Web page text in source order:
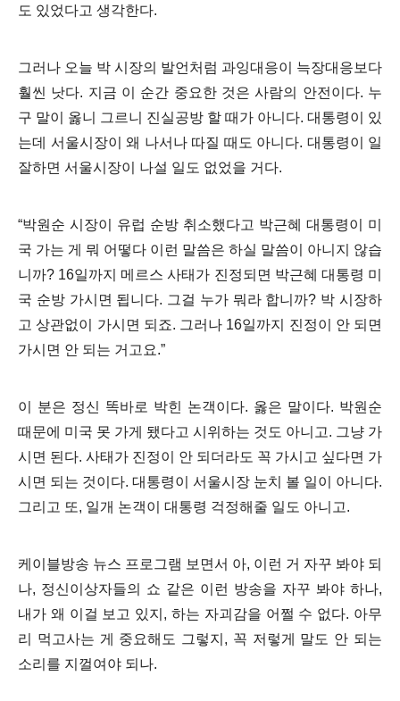
도 있었다고 생각한다.
그러나 오늘 박 시장의 발언처럼 과잉대응이 늑장대응보다
훨씬 낫다. 지금 이 순간 중요한 것은 사람의 안전이다. 누
구 말이 옳니 그르니 진실공방 할 때가 아니다. 대통령이 있
는데 서울시장이 왜 나서나 따질 때도 아니다. 대통령이 일
잘하면 서울시장이 나설 일도 없었을 거다.
“박원순 시장이 유럽 순방 취소했다고 박근혜 대통령이 미
국 가는 게 뭐 어떻다 이런 말씀은 하실 말씀이 아니지 않습
니까? 16일까지 메르스 사태가 진정되면 박근혜 대통령 미
국 순방 가시면 됩니다. 그걸 누가 뭐라 합니까? 박 시장하
고 상관없이 가시면 되죠. 그러나 16일까지 진정이 안 되면
가시면 안 되는 거고요.”
이 분은 정신 똑바로 박힌 논객이다. 옳은 말이다. 박원순
때문에 미국 못 가게 됐다고 시위하는 것도 아니고. 그냥 가
시면 된다. 사태가 진정이 안 되더라도 꼭 가시고 싶다면 가
시면 되는 것이다. 대통령이 서울시장 눈치 볼 일이 아니다.
그리고 또, 일개 논객이 대통령 걱정해줄 일도 아니고.
케이블방송 뉴스 프로그램 보면서 아, 이런 거 자꾸 봐야 되
나, 정신이상자들의 쇼 같은 이런 방송을 자꾸 봐야 하나,
내가 왜 이걸 보고 있지 ,하는 자괴감을 어쩔 수 없다. 아무
리 먹고사는 게 중요해도 그렇지 , 꼭 저렇게 말도 안 되는
소리를 지껄여야 되나.